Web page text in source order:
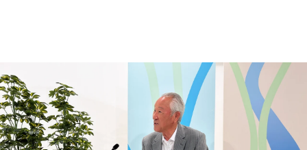
イベント・グッズ
YouTube
会社情報